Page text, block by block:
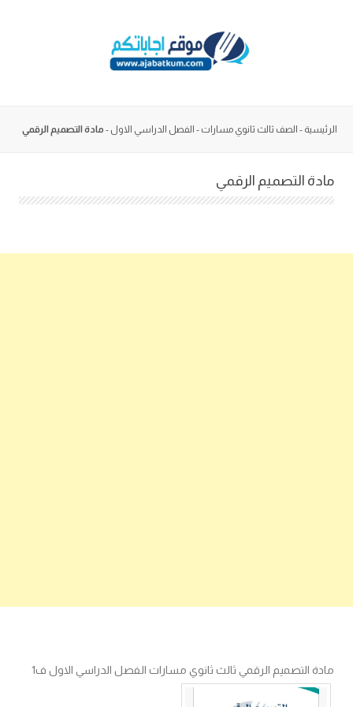
الرئيسية - الصف ثالث ثانوي مسارات - الفصل الدراسي الاول - مادة التصميم الرقمي
مادة التصميم الرقمي
مادة التصميم الرقمي ثالث ثانوي مسارات الفصل الدراسي الاول ف1